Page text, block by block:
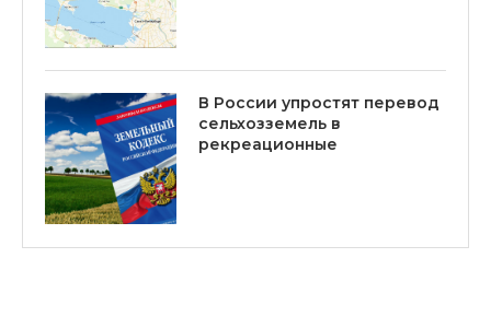
В России упростят перевод
сельхозземель в
рекреационные